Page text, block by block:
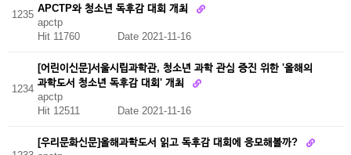
1235
APCTP와 청소년 독후감 대회 개최
apctp
Hit 11760 Date 2021-11-16
1234
[어린이신문]서울시립과학관, 청소년 과학 관심 증진 위한 '올해의
과학도서 청소년 독후감 대회' 개최
apctp
Hit 12511 Date 2021-11-16
[우리문화신문]올해과학도서 읽고 독후감 대회에 응모해볼까?